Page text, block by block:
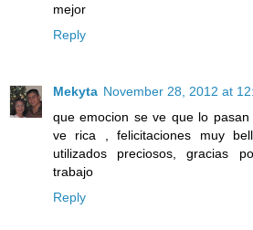
mejor
Reply
Mekyta November 28, 2012 at
que emocion se ve que lo
ve rica , felicitaciones muy
utilizados preciosos, gracias
trabajo
Reply